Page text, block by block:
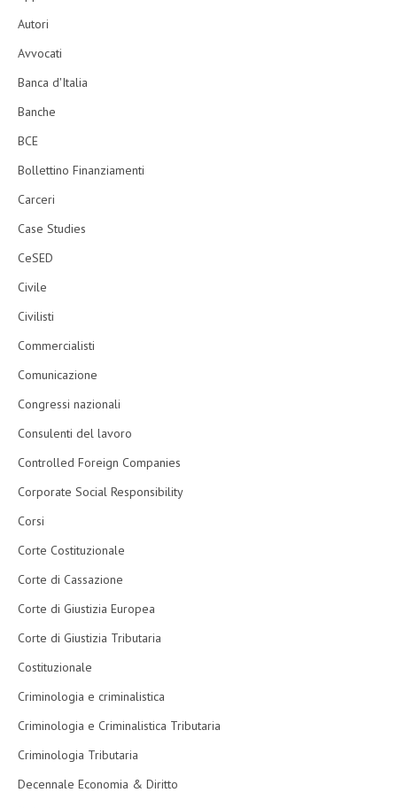
Autori
Avvocati
Banca d'Italia
Banche
BCE
Bollettino Finanziamenti
Carceri
Case Studies
CeSED
Civile
Civilisti
Commercialisti
Comunicazione
Congressi nazionali
Consulenti del lavoro
Controlled Foreign Companies
Corporate Social Responsibility
Corsi
Corte Costituzionale
Corte di Cassazione
Corte di Giustizia Europea
Corte di Giustizia Tributaria
Costituzionale
Criminologia e criminalistica
Criminologia e Criminalistica Tributaria
Criminologia Tributaria
Decennale Economia & Diritto